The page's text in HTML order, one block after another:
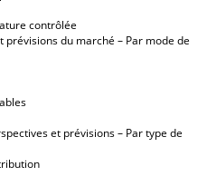
contrôlée
prévisions du marché – Par mode de
et prévisions – Par type de